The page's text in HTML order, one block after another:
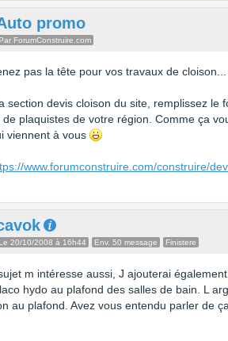
promo
Par ForumConstruire.com
pas la tête pour vos travaux de cloison...
section devis cloison du site, remplissez le
plaquistes de votre région. Comme ça
viennent à vous
www.forumconstruire.com/construire/
Le 20/10/2008 à 16h44 Env. 50 message Finistere
m intéresse aussi, J ajouterai
hydo au plafond des salles de bain. L
au plafond. Avez vous entendu parler de